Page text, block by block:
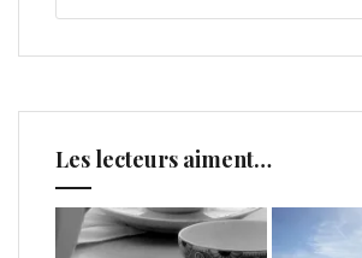
Les lecteurs aiment…